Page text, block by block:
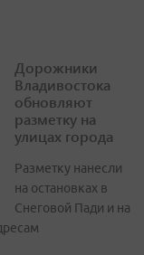
Дорожники
Владивостока
обновляют
разметку на
улицах города
Разметку нанесли
на остановках в
Снеговой Пади и на